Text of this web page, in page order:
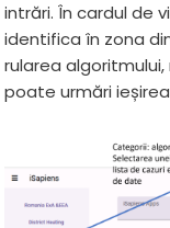
intrări. În cardul de
identifica în zona
rularea
poate urmări